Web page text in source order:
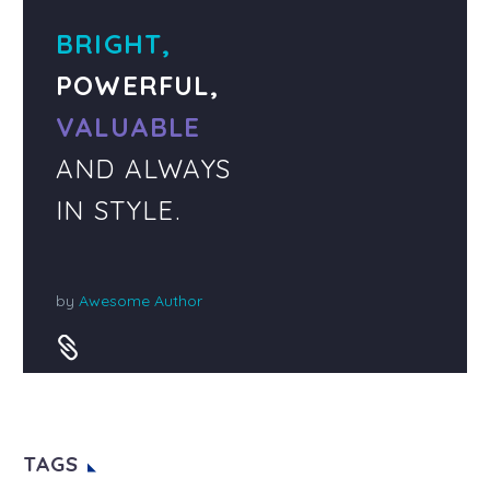
BRIGHT,
POWERFUL,
VALUABLE
AND ALWAYS
IN STYLE.
by Awesome Author


TAGS